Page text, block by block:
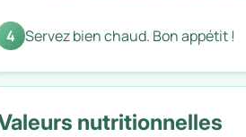
4 Servez bien chaud. Bon appétit !
nutritionnelles